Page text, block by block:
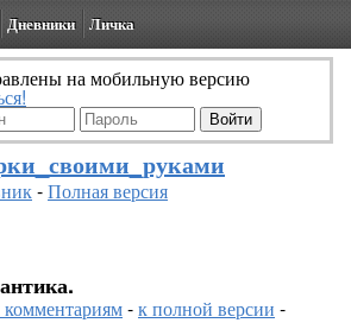
Дневники Личка
на мобильную версию
-Полная версия
комментариям-к полной версии -